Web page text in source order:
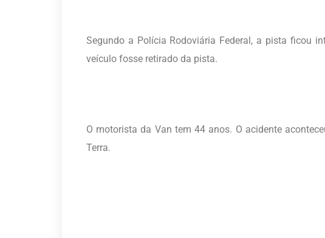
Segundo a Polícia Rodoviária Federal, a pista ficou
veículo fosse retirado da pista.
O motorista da Van tem 44 anos. O acidente
Terra.